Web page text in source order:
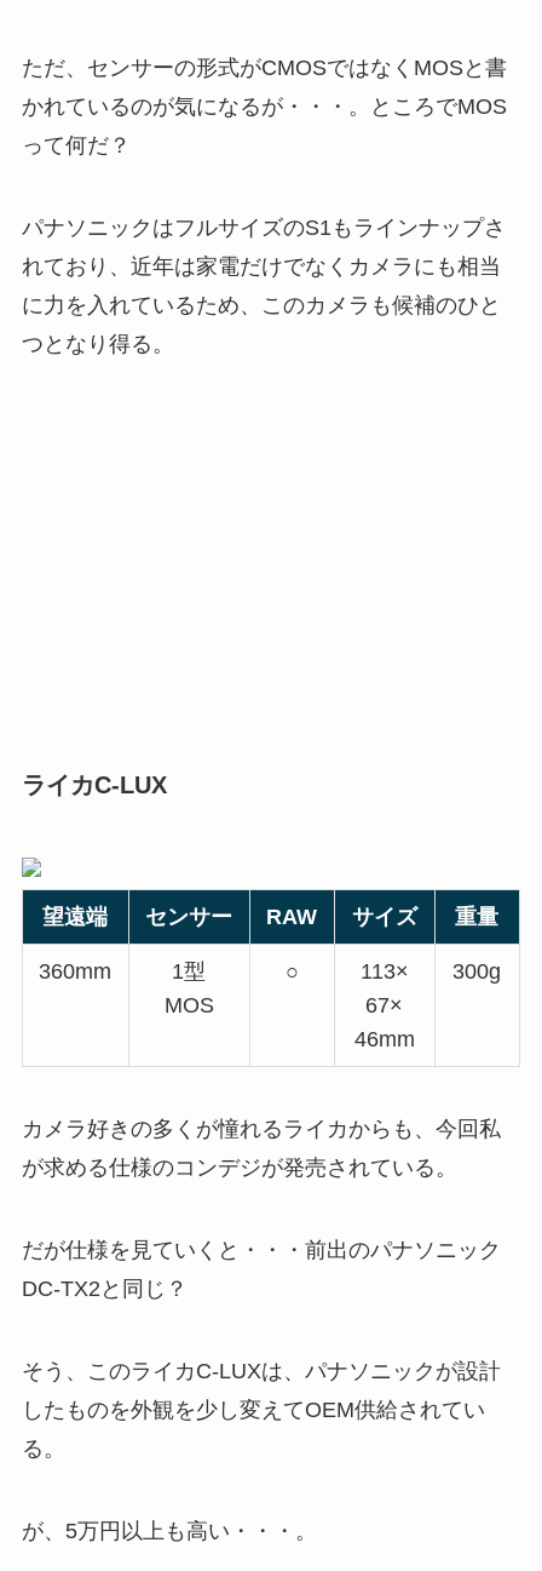
ただ、センサーの形式がCMOSではなくMOSと書
かれているのが気になるが・・・。ところでMOS
って何だ？
パナソニックはフルサイズのS1もラインナップさ
れており、近年は家電だけでなくカメラにも相当
に力を入れているため、このカメラも候補のひと
つとなり得る。
ライカC-LUX
望遠端 センサー RAW サイズ 重量
360mm
1型
MOS
○
113×
67×
46mm
300g
カメラ好きの多くが憧れるライカからも、今回私
が求める仕様のコンデジが発売されている。
だが仕様を見ていくと・・・前出のパナソニック
DC-TX2と同じ？
そう、このライカC-LUXは、パナソニックが設計
したものを外観を少し変えてOEM供給されてい
る。
が、5万円以上も高い・・・。